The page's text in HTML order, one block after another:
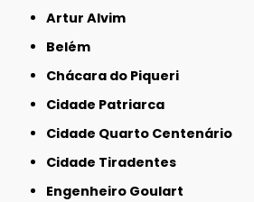
Artur Alvim
Belém
Chácara do Piqueri
Cidade Patriarca
Cidade Quarto Centenário
Cidade Tiradentes
Engenheiro Goulart